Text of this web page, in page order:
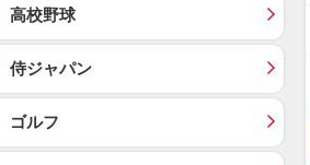
高校野球
侍ジャパン
ゴルフ